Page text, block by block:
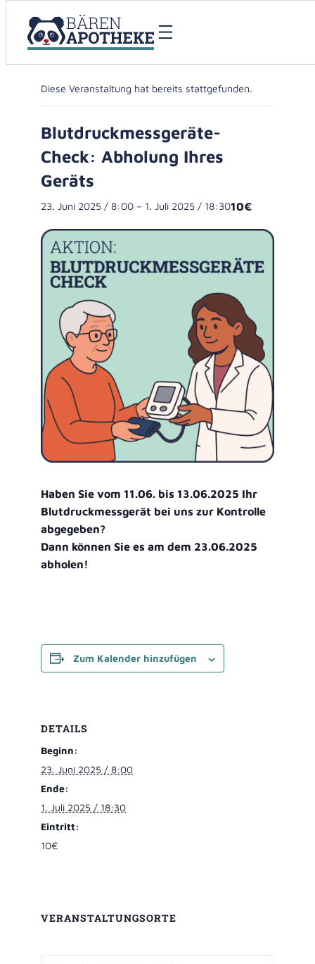
« Alle Veranstaltungen
Diese Veranstaltung hat bereits stattgefunden.
Blutdruckmessgeräte-
Check: Abholung Ihres
Geräts
23. Juni 2025 / 8:00 – 1. Juli 2025 / 18:3010€
Haben Sie vom 11.06. bis 13.06.2025 Ihr
Blutdruckmessgerät bei uns zur Kontrolle
abgegeben?
Dann können Sie es am dem 23.06.2025
abholen!
Zum Kalender hinzufügen
DETAILS
Beginn:
23. Juni 2025 / 8:00
Ende:
1. Juli 2025 / 18:30
Eintritt:
10€
VERANSTALTUNGSORTE